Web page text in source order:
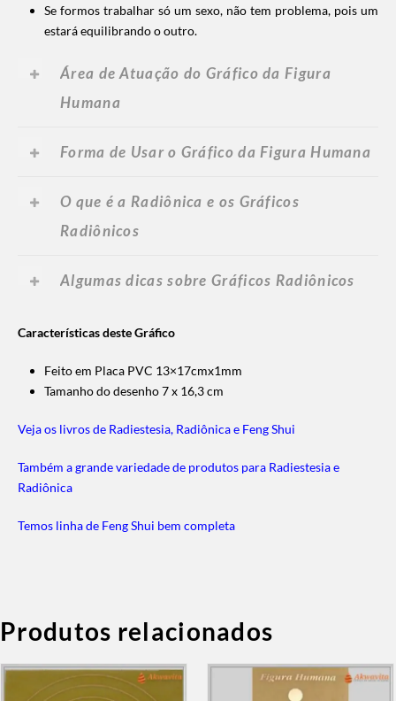
Se formos trabalhar só um sexo, não tem problema, pois um
estará equilibrando o outro.
Área de Atuação do Gráfico da Figura
Humana
Forma de Usar o Gráfico da Figura Humana
O que é a Radiônica e os Gráficos
Radiônicos
Algumas dicas sobre Gráficos Radiônicos
Características deste Gráfico
Feito em Placa PVC 13×17cmx1mm
Tamanho do desenho 7 x 16,3 cm
Veja os livros de Radiestesia, Radiônica e Feng Shui
Também a grande variedade de produtos para Radiestesia e
Radiônica
Temos linha de Feng Shui bem completa
Produtos relacionados